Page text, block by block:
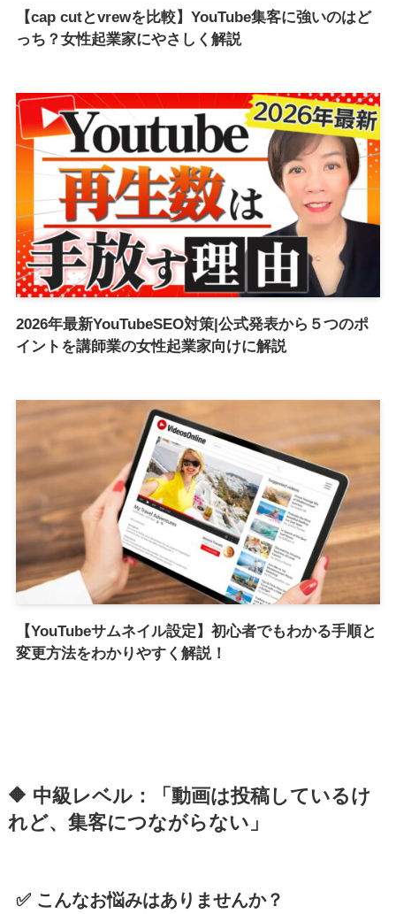
【cap cutとvrewを比較】YouTube集客に強いのはど
っち？女性起業家にやさしく解説
2026年最新YouTubeSEO対策|公式発表から５つのポ
イントを講師業の女性起業家向けに解説
【YouTubeサムネイル設定】初心者でもわかる手順と
変更方法をわかりやすく解説！
🔶 中級レベル：「動画は投稿しているけ
れど、集客につながらない」
✅ こんなお悩みはありませんか？